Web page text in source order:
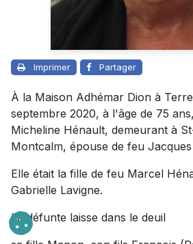
Imprimer Partager
À la Maison Adhémar Dion à
septembre 2020, à l'âge de 75
Micheline Hénault, demeurant à
Montcalm, épouse de feu Jacques
Elle était la fille de feu Marcel
Gabrielle Lavigne.
La défunte laisse dans le deuil